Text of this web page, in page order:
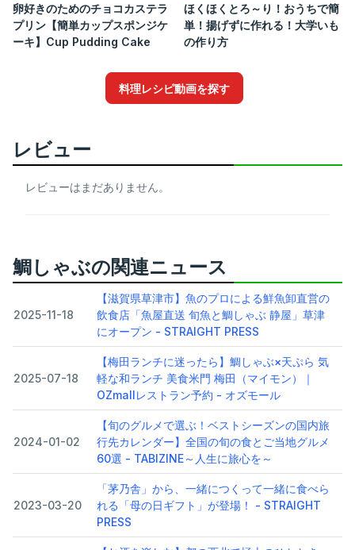
卵好きのためのチョコカステラ
プリン【簡単カップスポンジケ
ーキ】Cup Pudding Cake
ほくほくとろ～り！おうちで簡
単！揚げずに作れる！大学いも
の作り方
料理レシピ動画を探す
レビュー
レビューはまだありません。
鯛しゃぶの関連ニュース
2025-11-18
【滋賀県草津市】魚のプロによる鮮魚卸直営の
飲食店「魚屋直送 旬魚と鯛しゃぶ 静屋」草津
にオープン - STRAIGHT PRESS
2025-07-18
【梅田ランチに迷ったら】鯛しゃぶ×天ぷら 気
軽な和ランチ 美食米門 梅田（マイモン）｜
OZmallレストラン予約 - オズモール
2024-01-02
【旬のグルメで選ぶ！ベストシーズンの国内旅
行先カレンダー】全国の旬の食とご当地グルメ
60選 - TABIZINE～人生に旅心を～
2023-03-20
「茅乃舎」から、一緒につくって一緒に食べら
れる「母の日ギフト」が登場！ - STRAIGHT
PRESS